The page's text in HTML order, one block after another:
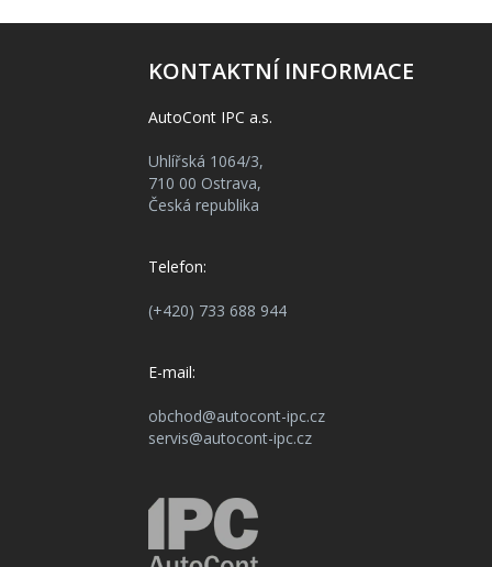
KONTAKTNÍ INFORMACE
AutoCont IPC a.s.
Uhlířská 1064/3,
710 00 Ostrava,
Česká republika
Telefon:
(+420) 733 688 944
E-mail:
obchod@autocont-ipc.cz
servis@autocont-ipc.cz